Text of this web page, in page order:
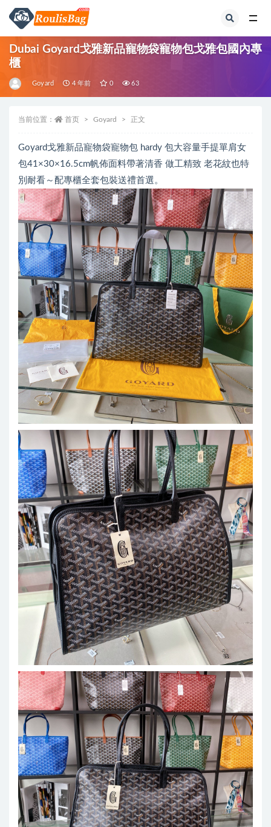
Dubai Goyard戈雅新品寵物袋寵物包戈雅包國內專
櫃
Goyard 4 年前 0 63
当前位置： 首页 Goyard 正文
Goyard戈雅新品寵物袋寵物包 hardy 包大容量手提單肩女
包41×30×16.5cm帆佈面料帶著清香 做工精致 ️老花紋也特
別耐看～配專櫃全套包裝送禮首選。